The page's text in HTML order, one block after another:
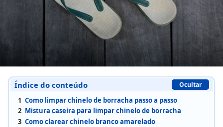
Índice do conteúdo Ocultar
1 Como limpar chinelo de borracha passo a passo
2 Mistura caseira para limpar chinelo de borracha
3 Como clarear chinelo branco amarelado